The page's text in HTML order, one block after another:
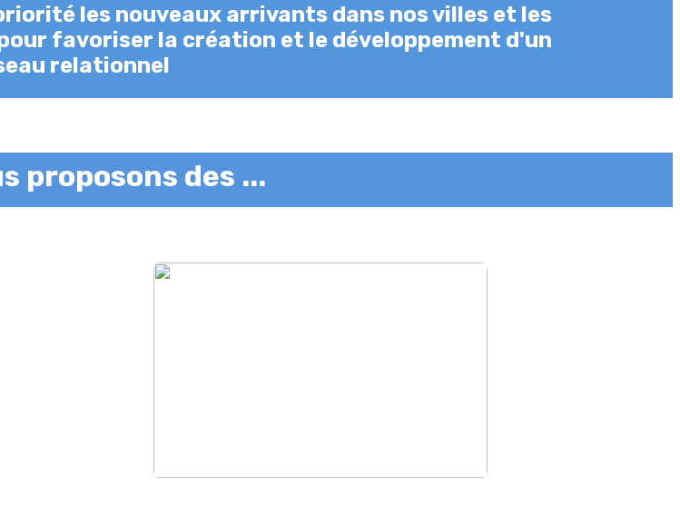
les nouveaux arrivants dans nos villes et les
favoriser la création et le développement d'un
relationnel
proposons des ...